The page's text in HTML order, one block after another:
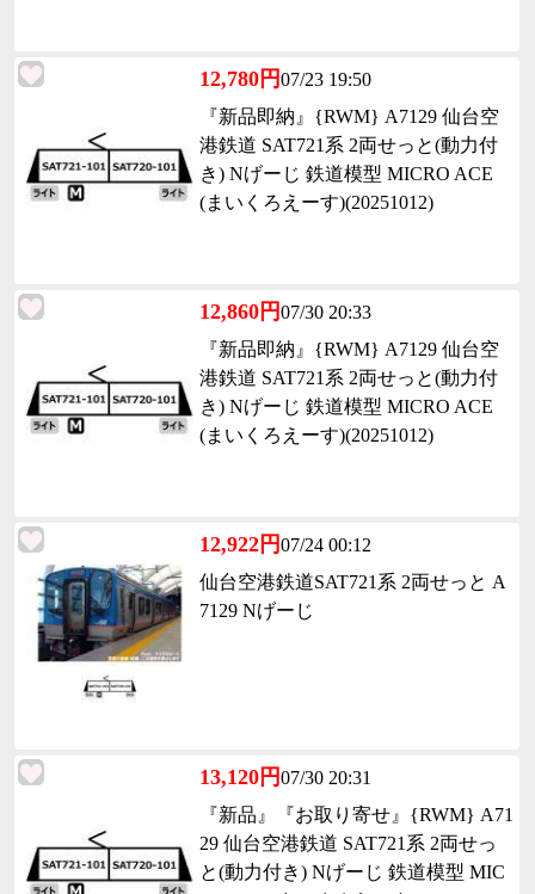
12,780円07/23 19:50
『新品即納』{RWM} A7129 仙台空
港鉄道 SAT721系 2両せっと(動力付
き) Nげーじ 鉄道模型 MICRO ACE
(まいくろえーす)(20251012)
12,860円07/30 20:33
『新品即納』{RWM} A7129 仙台空
港鉄道 SAT721系 2両せっと(動力付
き) Nげーじ 鉄道模型 MICRO ACE
(まいくろえーす)(20251012)
12,922円07/24 00:12
仙台空港鉄道SAT721系 2両せっと A
7129 Nげーじ
13,120円07/30 20:31
『新品』『お取り寄せ』{RWM} A71
29 仙台空港鉄道 SAT721系 2両せっ
と(動力付き) Nげーじ 鉄道模型 MIC